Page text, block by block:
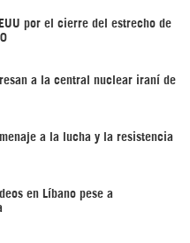
por el cierre del estrecho de
a la central nuclear iraní de
a la lucha y la resistencia
en Líbano pese a